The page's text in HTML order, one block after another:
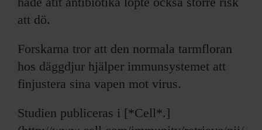
att dö.
Forskarna tror att den normala tarmfloran
hos däggdjur hjälper immunsystemet att
finjustera sina vapen mot virus.
Studien publiceras i [*Cell*.]